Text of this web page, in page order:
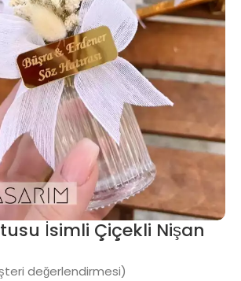
İsimli Çiçekli Nişan
değerlendirmesi)